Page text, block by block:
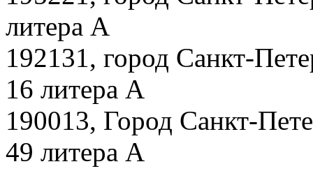
литера А
192131, город Санкт-
16 литера А
190013, Город Санкт-
49 литера А